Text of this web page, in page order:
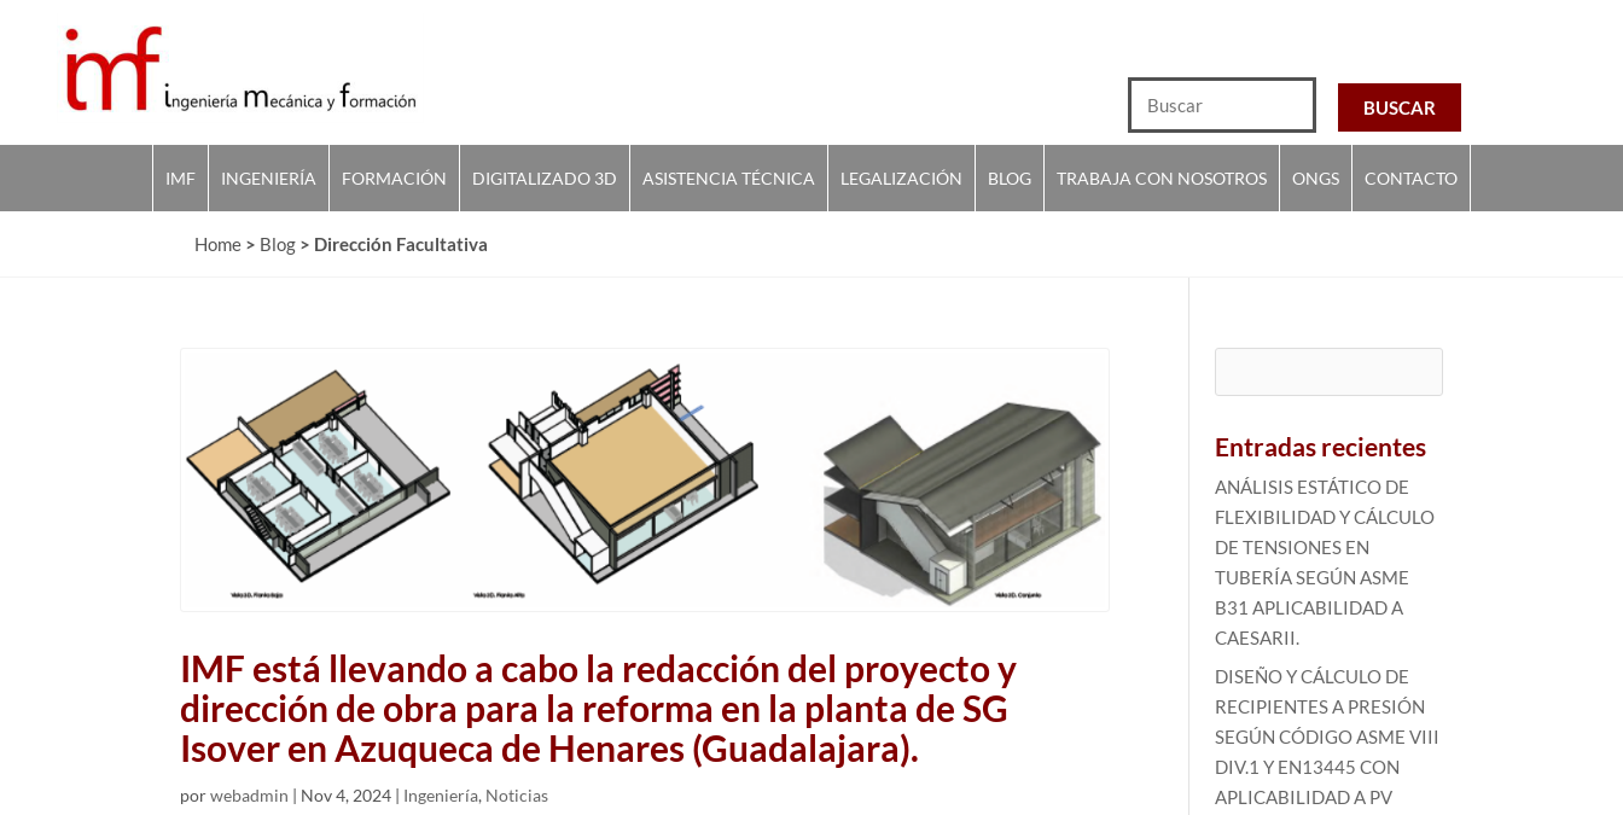
IMF INGENIERÍA FORMACIÓN DIGITALIZADO 3D ASISTENCIA TÉCNICA LEGALIZACIÓN BLOG TRABAJA CON NOSOTROS ONGS CONTACTO
Home > Blog > Dirección Facultativa
IMF está llevando a cabo la redacción del proyecto y
dirección de obra para la reforma en la planta de SG
Isover en Azuqueca de Henares (Guadalajara).
porwebadmin | Nov 4, 2024 | Ingeniería, Noticias
Entradas recientes
ANÁLISIS ESTÁTICO DE
FLEXIBILIDAD Y CÁLCULO
DE TENSIONES EN
TUBERÍA SEGÚN ASME
B31 APLICABILIDAD A
CAESARII.
DISEÑO Y CÁLCULO DE
RECIPIENTES A PRESIÓN
SEGÚN CÓDIGO ASME VIII
DIV.1 Y EN13445 CON
APLICABILIDAD A PV